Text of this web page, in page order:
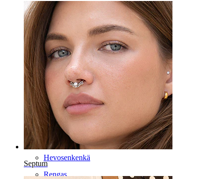
Septum
14K kulta
Klipsikorut
Labret
Kieli
Nenä
Tragus
Barbelli
Rook
Daith
Hevosenkenkä
Rengas